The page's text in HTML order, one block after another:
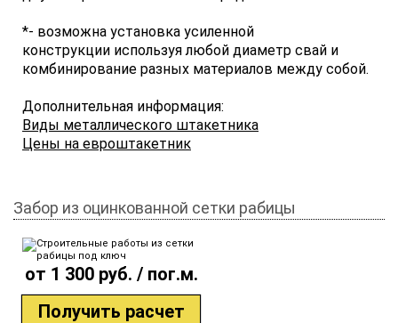
*- возможна установка усиленной
конструкции используя любой диаметр свай и
комбинирование разных материалов между собой.
Дополнительная информация:
Виды металлического штакетника
Цены на евроштакетник
Забор из оцинкованной сетки рабицы
от 1 300 руб. / пог.м.
Получить расчет